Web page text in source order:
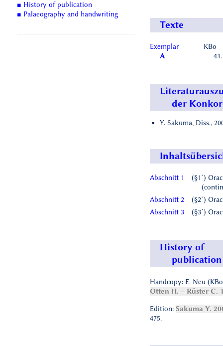
■ History of publication
■ Palaeography and handwriting
Texte
Exemplar
A
KBo
der
Y. Sakuma, Diss.,
Abschnitt 1
(§1´)
Abschnitt 2
(§2´)
Abschnitt 3
(§3´)
History of
publication
Handcopy: E. Neu
Otten H. – Rüster C.
Edition: Sakuma Y.
475.